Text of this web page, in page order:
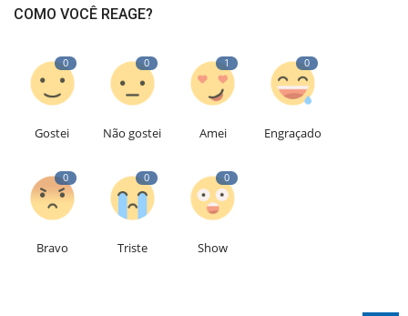
COMO VOCÊ REAGE?
0
Gostei
0
Não gostei
1
Amei
0
Engraçado
0
Bravo
0
Triste
0
Show